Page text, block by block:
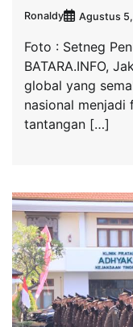
Ronaldy Agustus
Foto : Setneg
BATARA.INFO,
global yang
nasional menjadi
tantangan […]